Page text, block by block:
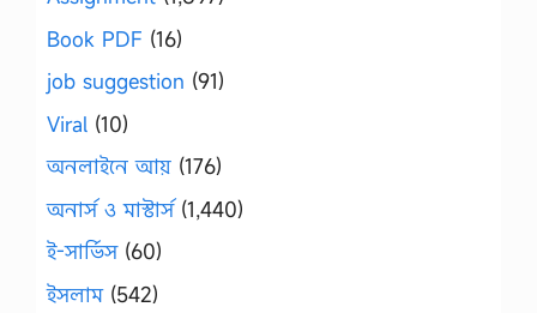
Book PDF (16)
job suggestion (91)
Viral (10)
অনলাইনে আয় (176)
অনার্স ও মাস্টার্স(1,440)
ই-সার্ভিস(60)
ইসলাম(542)